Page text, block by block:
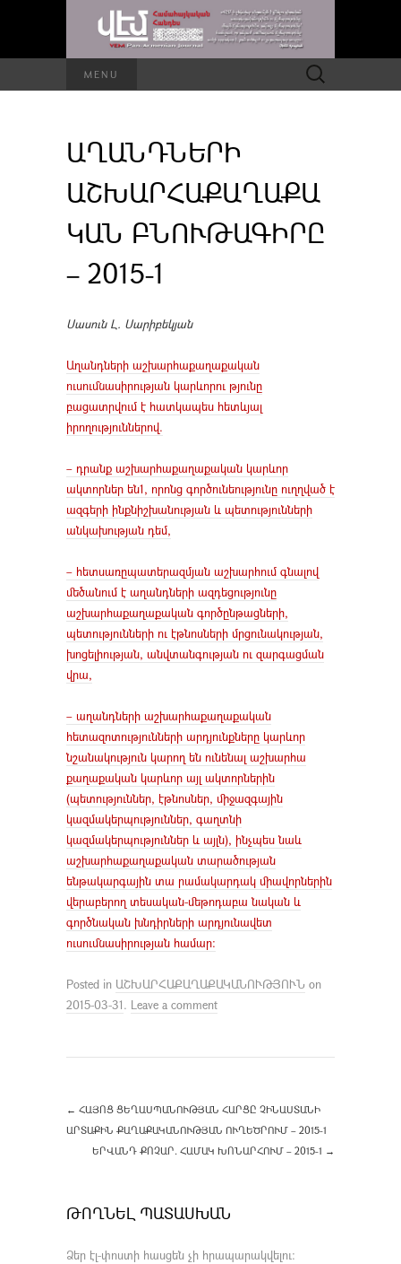
MENU Որոնել՝
ԱՂԱՆԴՆԵՐԻ
ԱՇԽԱՐՀԱՔԱՂԱՔԱ
ԿԱՆ ԲՆՈՒԹԱԳԻՐԸ
– 2015-1
Սասուն Լ. Սարիբեկյան
Աղանդների աշխարհաքաղաքական
ուսումնասիրության կարևորու թյունը
բացատրվում է հատկապես հետևյալ
իրողություններով.
– դրանք աշխարհաքաղաքական կարևոր
ակտորներ են1, որոնց գործունեությունը ուղղված է
ազգերի ինքնիշխանության և պետությունների
անկախության դեմ,
– հետսառըպատերազմյան աշխարհում գնալով
մեծանում է աղանդների ազդեցությունը
աշխարհաքաղաքական գործընթացների,
պետությունների ու էթնոսների մրցունակության,
խոցելիության, անվտանգության ու զարգացման
վրա,
– աղանդների աշխարհաքաղաքական
հետազոտությունների արդյունքները կարևոր
նշանակություն կարող են ունենալ աշխարհա
քաղաքական կարևոր այլ ակտորներին
(պետություններ, էթնոսներ, միջազգային
կազմակերպություններ, գաղտնի
կազմակերպություններ և այլն), ինչպես նաև
աշխարհաքաղաքական տարածության
ենթակարգային տա րամակարդակ միավորներին
վերաբերող տեսական-մեթոդաբա նական և
գործնական խնդիրների արդյունավետ
ուսումնասիրության համար:
Posted in ԱՇԽԱՐՀԱՔԱՂԱՔԱԿԱՆՈՒԹՅՈՒՆ on
2015-03-31. Leave a comment
← ՀԱՅՈՑ ՑԵՂԱՍՊԱՆՈՒԹՅԱՆ ՀԱՐՑԸ ՉԻՆԱՍՏԱՆԻ
ԱՐՏԱՔԻՆ ՔԱՂԱՔԱԿԱՆՈՒԹՅԱՆ ՈՒՂԵԾՐՈՒՄ – 2015-1
ԵՐՎԱՆԴ ՔՈՉԱՐ. ՀԱՄԱԿ ԽՈՆԱՐՀՈՒՄ – 2015-1 →
ԹՈՂՆԵԼ ՊԱՏԱՍԽԱՆ
Ձեր էլ-փոստի հասցեն չի հրապարակվելու։